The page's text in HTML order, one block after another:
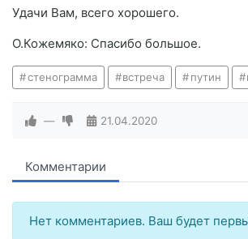
Удачи Вам, всего хорошего.
О.Кожемяко: Спасибо большое.
стенограмма встреча путин
— 21.04.2020
Комментарии
Нет комментариев. Ваш будет